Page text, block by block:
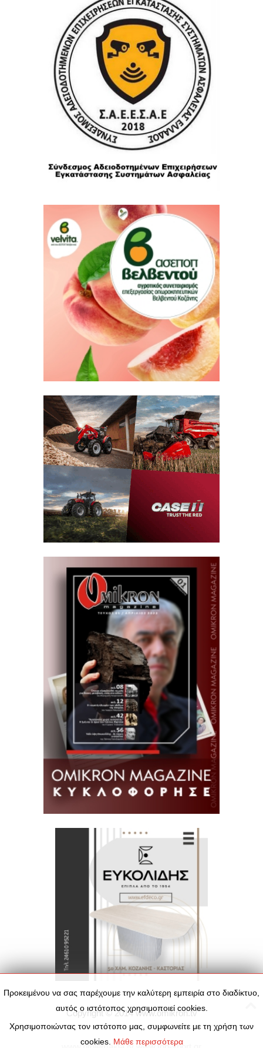
Προκειμένου να σας παρέχουμε την καλύτερη εμπειρία στο διαδίκτυο,
αυτός ο ιστότοπος χρησιμοποιεί cookies.
Χρησιμοποιώντας τον ιστότοπο μας, συμφωνείτε με τη χρήση των
cookies. Μάθε περισσότερα
Copyright © 2014www.omikron.tv